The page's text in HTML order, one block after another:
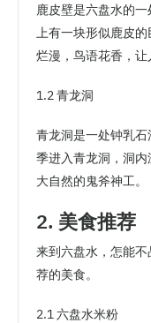
鹿皮壁是六盘水的
上有一块形似鹿皮
烂漫，鸟语花香，让
1.2 青龙洞
青龙洞是一处钟乳
季进入青龙洞，洞
大自然的鬼斧神工。
2. 美食推荐
来到六盘水，怎能
荐的美食。
2.1 六盘水米粉